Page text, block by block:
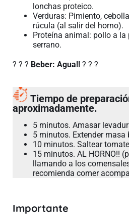
lonchas proteico.
Verduras: Pimiento,
rúcula (al salir del horno).
Proteína animal: pollo a
serrano.
? ? ? Beber: Agua!! ? ? ?
Tiempo de
aproximadamente.
5 minutos. Amasar
5 minutos. Extender masa
10 minutos. Saltear
15 minutos. AL HORNO!!
llamando a los
recomienda comer
Importante